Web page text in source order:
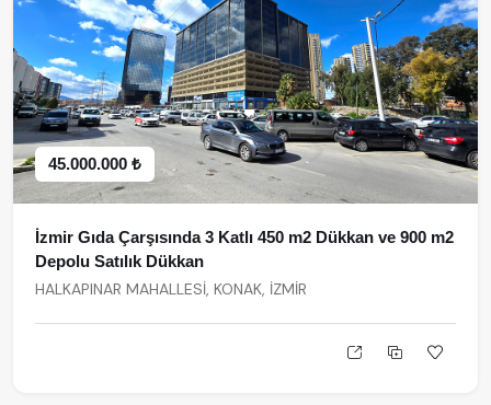
45.000.000 ₺
İzmir Gıda Çarşısında 3 Katlı 450 m2 Dükkan ve 900 m2
Depolu Satılık Dükkan
HALKAPINAR MAHALLESİ, KONAK, İZMİR